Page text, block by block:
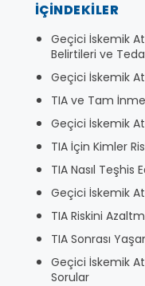
İÇINDEKILER
Geçici İskemik
Belirtileri ve
Geçici İskemik
TIA ve Tam
Geçici İskemik
TIA İçin Kimler
TIA Nasıl Teşhis
Geçici İskemik
TIA Riskini
TIA Sonrası
Geçici İskemik
Sorular